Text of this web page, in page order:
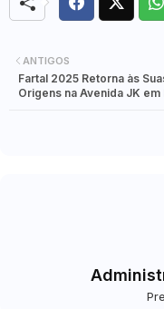
ANTIGOS
Fartal 2025 Retorna às
Origens na Avenida JK em